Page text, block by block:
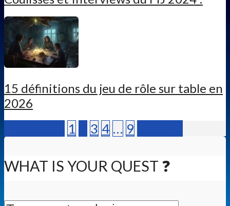
15 définitions du jeu de rôle sur table en
2026
1 3 4 … 9
WHAT IS YOUR QUEST ❓